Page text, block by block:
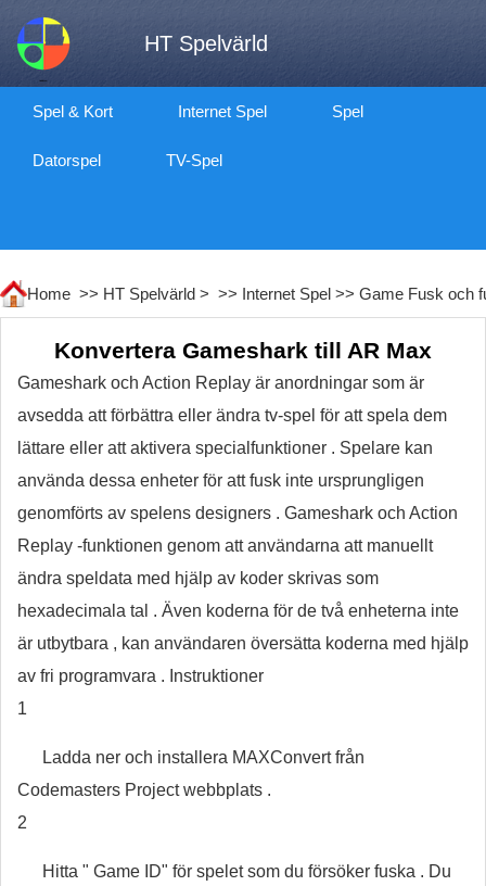
HT Spelvärld
Spel & Kort Internet Spel Spel
Datorspel TV-Spel
Home >> HT Spelvärld > >> Internet Spel >> Game Fusk och
Konvertera Gameshark till AR Max
Gameshark och Action Replay är anordningar som är
avsedda att förbättra eller ändra tv-spel för att spela dem
lättare eller att aktivera specialfunktioner . Spelare kan
använda dessa enheter för att fusk inte ursprungligen
genomförts av spelens designers . Gameshark och Action
Replay -funktionen genom att användarna att manuellt
ändra speldata med hjälp av koder skrivas som
hexadecimala tal . Även koderna för de två enheterna inte
är utbytbara , kan användaren översätta koderna med hjälp
av fri programvara . Instruktioner
1
Ladda ner och installera MAXConvert från
Codemasters Project webbplats .
2
Hitta " Game ID" för spelet som du försöker fuska . Du